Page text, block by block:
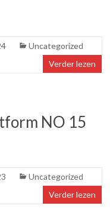
Uncategorized
Verder lezen
NO 15
Uncategorized
Verder lezen